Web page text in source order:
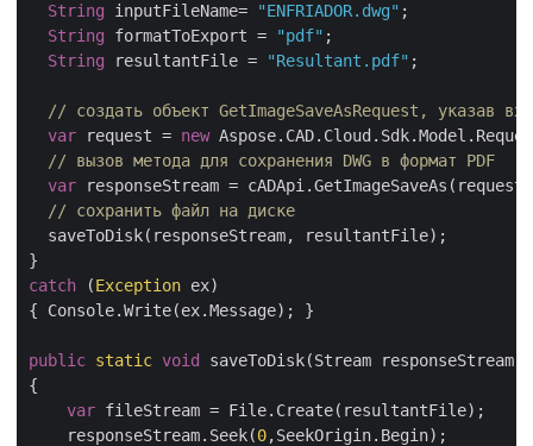
String inputFileName= "ENFRIADOR.dwg" ;
String formatToExport = "pdf" ;
String resultantFile = "Resultant.pdf" ;
// создать объект GetImageSaveAsRequest, указав
var request = new
// вызов метода для сохранения DWG в формат PDF
var responseStream =
// сохранить файл на диске
  saveToDisk(responseStream, resultantFile);
catch (Exception ex)
{ Console.Write(ex.Message); }
public static void
saveToDisk(Stream responseStream,
{
var fileStream = File.Create(resultantFile);
    responseStream.Seek(
0,SeekOrigin.Begin);